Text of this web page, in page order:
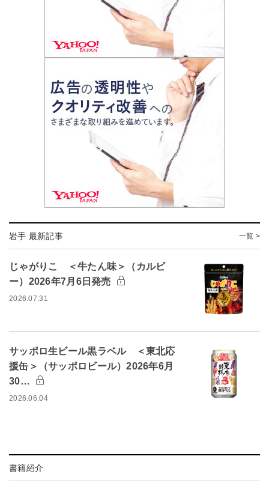
岩手 最新記事 一覧 >
じゃがりこ ＜牛たん味＞（カルビ
ー）2026年7月6日発売
2026.07.31
サッポロ生ビール黒ラベル ＜東北応
援缶＞（サッポロビール）2026年6月
30…
2026.06.04
書籍紹介